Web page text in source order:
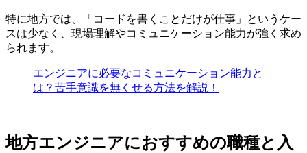
特に地方では、「コードを書くことだけが仕事」というケー
スは少なく、 現場理解やコミュニケーション能力が強く求め
られます。
エンジニアに必要なコミュニケーション能力と
は？苦手意識を無くせる方法を解説！
地方エンジニアにおすすめの職種と入